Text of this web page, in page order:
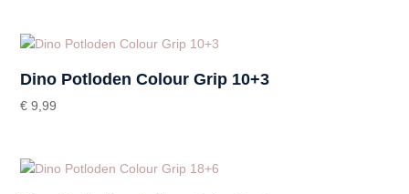
Dino Potloden Colour Grip 10+3
€ 9,99